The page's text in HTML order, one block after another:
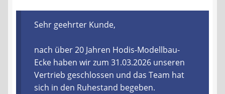
Shop
Warenkorb
Ablauf einer Bestellung
Sehr geehrter Kunde,
nach über 20 Jahren Hodis-Modellbau-
Ecke haben wir zum 31.03.2026 unseren
Vertrieb geschlossen und das Team hat
sich in den Ruhestand begeben.